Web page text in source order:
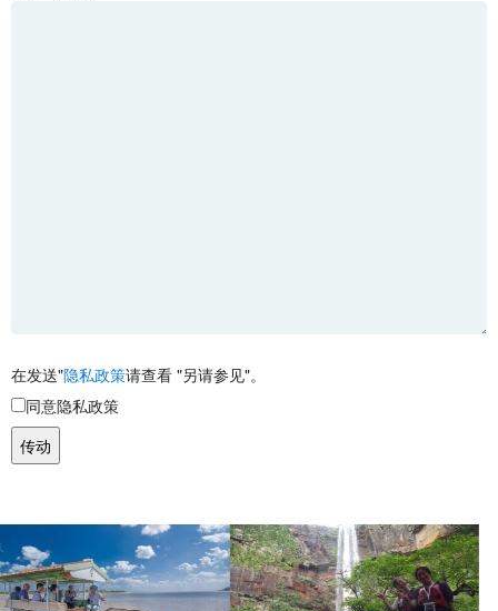
在发送"隐私政策请查看 "另请参见"。
同意隐私政策